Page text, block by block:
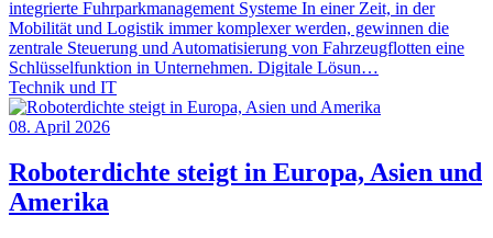
integrierte Fuhrparkmanagement Systeme In einer Zeit, in der
Mobilität und Logistik immer komplexer werden, gewinnen die
zentrale Steuerung und Automatisierung von Fahrzeugflotten eine
Schlüsselfunktion in Unternehmen. Digitale Lösun…
Technik und IT
08. April 2026
Roboterdichte steigt in Europa, Asien und
Amerika